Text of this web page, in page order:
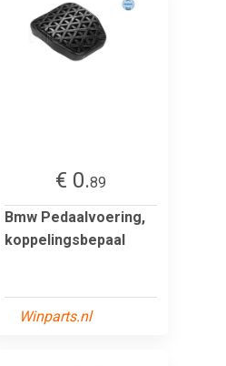
€ 0.89
Bmw Pedaalvoering,
koppelingsbepaal
Winparts.nl